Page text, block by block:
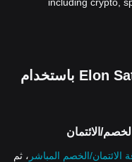
الخطوة 2: أضف أمرًا لـ Elon Satoshi باستخدام
الائتمان/الخصم المباشر ، ثم